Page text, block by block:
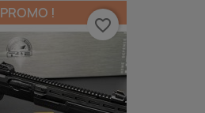
PROMO !
favorite_border